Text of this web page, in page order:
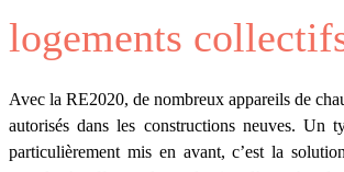
logements
Avec la RE2020, de nombreux appareils de
autorisés dans les constructions neuves. Un
particulièrement mis en avant, c’est la